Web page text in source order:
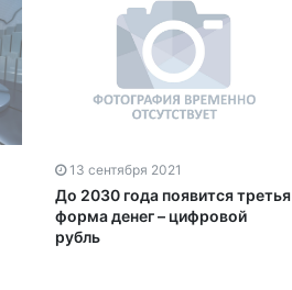
13 сентября 2021
До 2030 года появится третья
форма денег – цифровой
рубль